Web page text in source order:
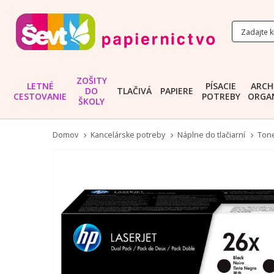
LETNÉ
CESTOVANIE
ZOŠITY
DO
ŠKOLY
TLAČIVÁ PAPIERE
PÍSACIE
POTREBY
Domov Kancelárske potreby Náplne do tlačiarní
galérie
obrázkov